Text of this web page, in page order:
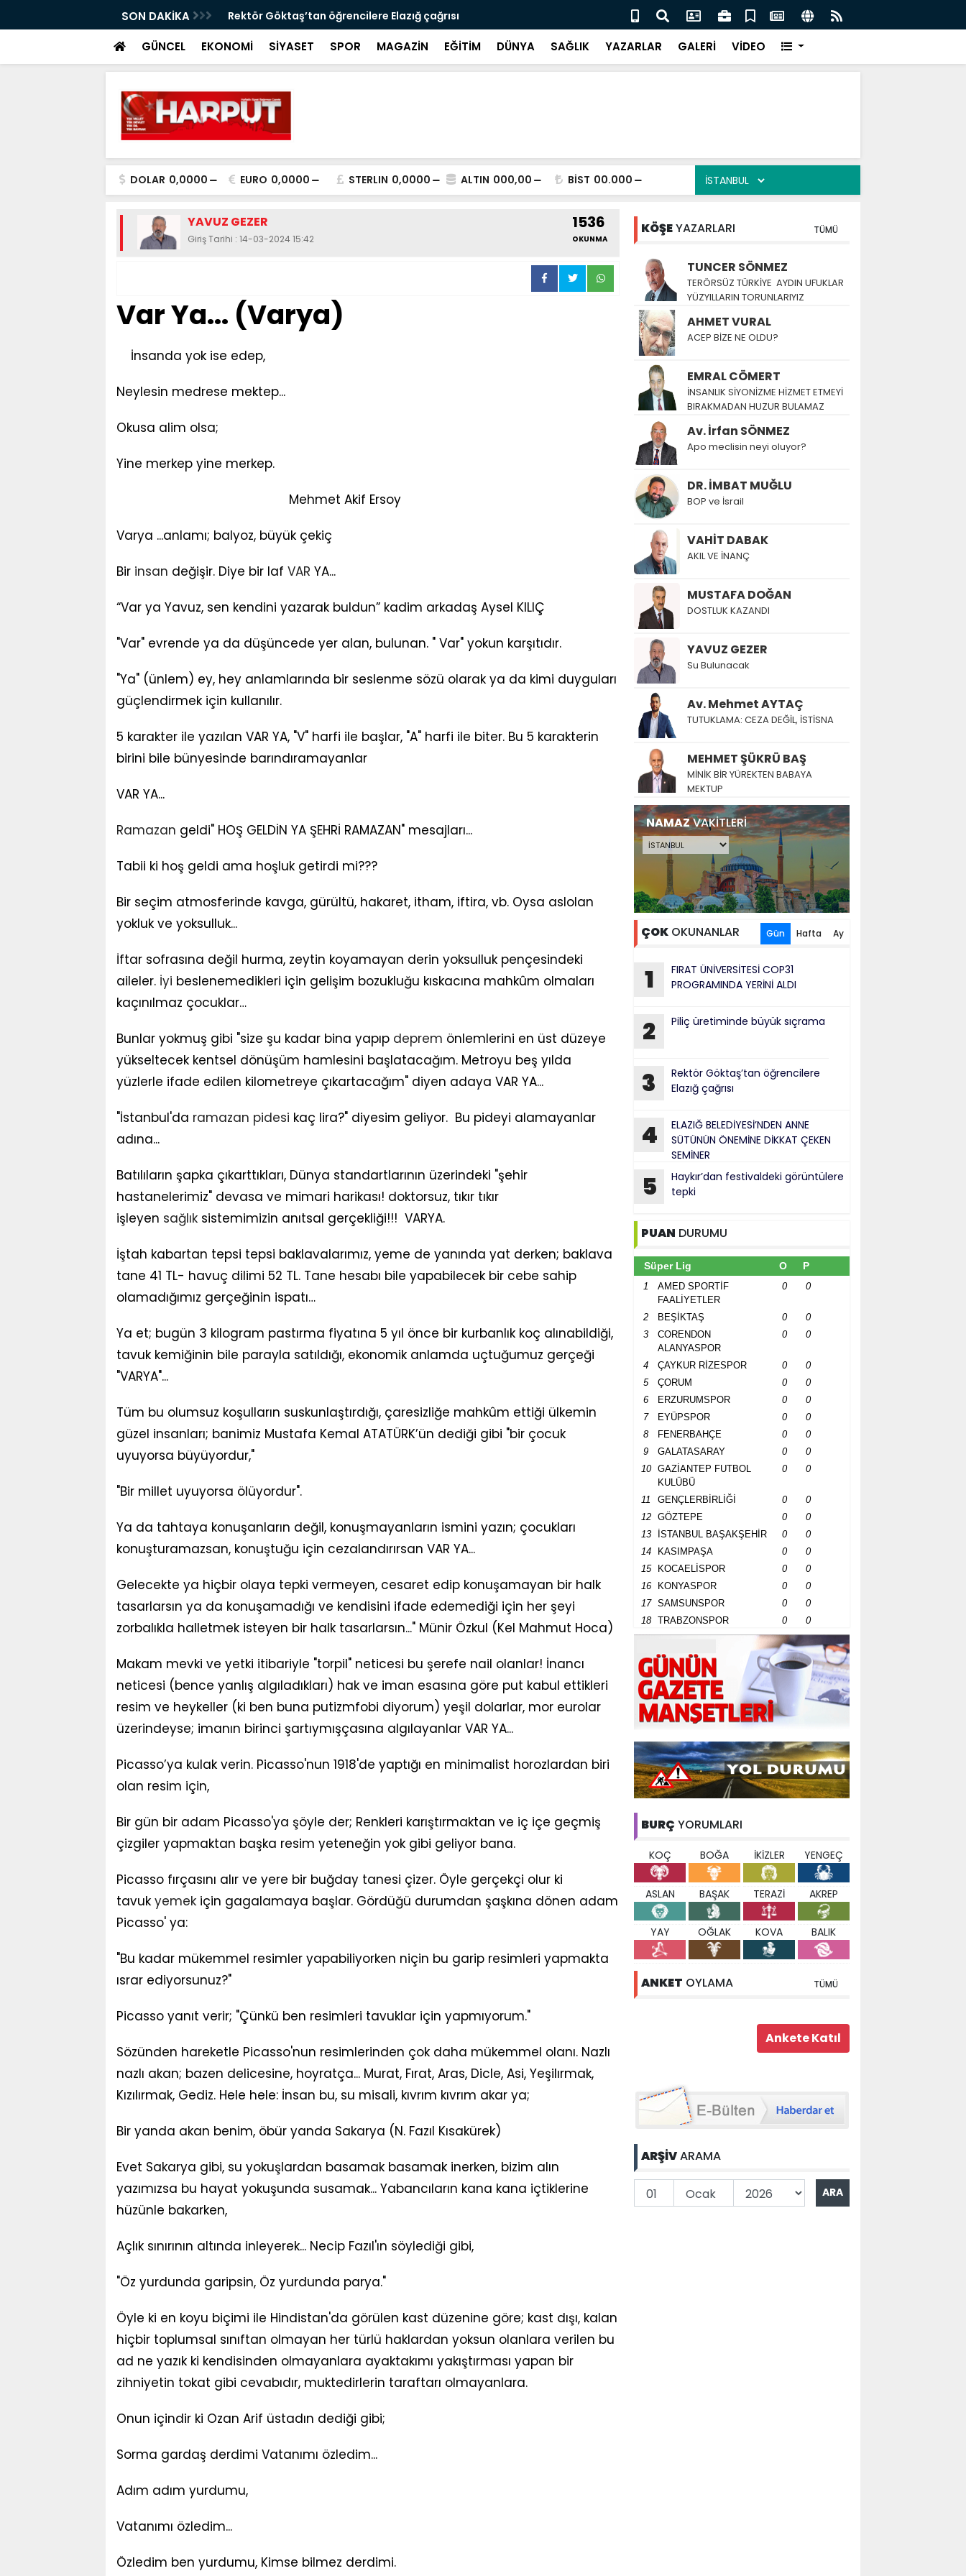
SON DAKİKA Rektör Göktaş’tan öğrencilere Elazığ çağrısı FIRAT ÜNİVERSİTESİ COP31 PROGRAMINDA YERİNİ ALDI
GÜNCEL EKONOMİ SİYASET SPOR MAGAZİN EĞİTİM DÜNYA SAĞLIK YAZARLAR GALERİ VİDEO
DOLAR 0,0000 EURO 0,0000 STERLIN 0,0000 ALTIN 000,00 BİST 00.000
YAVUZ GEZER
Giriş Tarihi : 14-03-2024 15:42
1536
OKUNMA
Var Ya... (Varya)
İnsanda yok ise edep,
Neylesin medrese mektep...
Okusa alim olsa;
Yine merkep yine merkep.
Mehmet Akif Ersoy
Varya ...anlamı; balyoz, büyük çekiç
Bir insan değişir. Diye bir laf VAR YA...
“Var ya Yavuz, sen kendini yazarak buldun” kadim arkadaş Aysel KILIÇ
"Var" evrende ya da düşüncede yer alan, bulunan. " Var" yokun karşıtıdır.
"Ya" (ünlem) ey, hey anlamlarında bir seslenme sözü olarak ya da kimi duyguları
güçlendirmek için kullanılır.
5 karakter ile yazılan VAR YA, "V" harfi ile başlar, "A" harfi ile biter. Bu 5 karakterin
birini bile bünyesinde barındıramayanlar
VAR YA...
Ramazan geldi" HOŞ GELDİN YA ŞEHRİ RAMAZAN" mesajları...
Tabii ki hoş geldi ama hoşluk getirdi mi???
Bir seçim atmosferinde kavga, gürültü, hakaret, itham, iftira, vb. Oysa aslolan
yokluk ve yoksulluk...
İftar sofrasına değil hurma, zeytin koyamayan derin yoksulluk pençesindeki
aileler. İyi beslenemedikleri için gelişim bozukluğu kıskacına mahkûm olmaları
kaçınılmaz çocuklar…
Bunlar yokmuş gibi "size şu kadar bina yapıp deprem önlemlerini en üst düzeye
yükseltecek kentsel dönüşüm hamlesini başlatacağım. Metroyu beş yılda
yüzlerle ifade edilen kilometreye çıkartacağım" diyen adaya VAR YA...
"İstanbul'da ramazan pidesi kaç lira?" diyesim geliyor. Bu pideyi alamayanlar
adına...
Batılıların şapka çıkarttıkları, Dünya standartlarının üzerindeki "şehir
hastanelerimiz" devasa ve mimari harikası! doktorsuz, tıkır tıkır
işleyen sağlık sistemimizin anıtsal gerçekliği!!! VARYA.
İştah kabartan tepsi tepsi baklavalarımız, yeme de yanında yat derken; baklava
tane 41 TL- havuç dilimi 52 TL. Tane hesabı bile yapabilecek bir cebe sahip
olamadığımız gerçeğinin ispatı…
Ya et; bugün 3 kilogram pastırma fiyatına 5 yıl önce bir kurbanlık koç alınabildiği,
tavuk kemiğinin bile parayla satıldığı, ekonomik anlamda uçtuğumuz gerçeği
"VARYA"...
Tüm bu olumsuz koşulların suskunlaştırdığı, çaresizliğe mahkûm ettiği ülkemin
güzel insanları; banimiz Mustafa Kemal ATATÜRK’ün dediği gibi "bir çocuk
uyuyorsa büyüyordur,"
"Bir millet uyuyorsa ölüyordur".
Ya da tahtaya konuşanların değil, konuşmayanların ismini yazın; çocukları
konuşturamazsan, konuştuğu için cezalandırırsan VAR YA...
Gelecekte ya hiçbir olaya tepki vermeyen, cesaret edip konuşamayan bir halk
tasarlarsın ya da konuşamadığı ve kendisini ifade edemediği için her şeyi
zorbalıkla halletmek isteyen bir halk tasarlarsın..." Münir Özkul (Kel Mahmut Hoca)
Makam mevki ve yetki itibariyle "torpil" neticesi bu şerefe nail olanlar! İnancı
neticesi (bence yanlış algıladıkları) hak ve iman esasına göre put kabul ettikleri
resim ve heykeller (ki ben buna putizmfobi diyorum) yeşil dolarlar, mor eurolar
üzerindeyse; imanın birinci şartıymışçasına algılayanlar VAR YA...
Picasso’ya kulak verin. Picasso'nun 1918'de yaptığı en minimalist horozlardan biri
olan resim için,
Bir gün bir adam Picasso'ya şöyle der; Renkleri karıştırmaktan ve iç içe geçmiş
çizgiler yapmaktan başka resim yeteneğin yok gibi geliyor bana.
Picasso fırçasını alır ve yere bir buğday tanesi çizer. Öyle gerçekçi olur ki
tavuk yemek için gagalamaya başlar. Gördüğü durumdan şaşkına dönen adam
Picasso' ya:
"Bu kadar mükemmel resimler yapabiliyorken niçin bu garip resimleri yapmakta
ısrar ediyorsunuz?"
Picasso yanıt verir; "Çünkü ben resimleri tavuklar için yapmıyorum."
Sözünden hareketle Picasso'nun resimlerinden çok daha mükemmel olanı. Nazlı
nazlı akan; bazen delicesine, hoyratça... Murat, Fırat, Aras, Dicle, Asi, Yeşilırmak,
Kızılırmak, Gediz. Hele hele: İnsan bu, su misali, kıvrım kıvrım akar ya;
Bir yanda akan benim, öbür yanda Sakarya (N. Fazıl Kısakürek)
Evet Sakarya gibi, su yokuşlardan basamak basamak inerken, bizim alın
yazımızsa bu hayat yokuşunda susamak... Yabancıların kana kana içtiklerine
hüzünle bakarken,
Açlık sınırının altında inleyerek... Necip Fazıl'ın söylediği gibi,
"Öz yurdunda garipsin, Öz yurdunda parya."
Öyle ki en koyu biçimi ile Hindistan'da görülen kast düzenine göre; kast dışı, kalan
hiçbir toplumsal sınıftan olmayan her türlü haklardan yoksun olanlara verilen bu
ad ne yazık ki kendisinden olmayanlara ayaktakımı yakıştırması yapan bir
zihniyetin tokat gibi cevabıdır, muktedirlerin taraftarı olmayanlara.
Onun içindir ki Ozan Arif üstadın dediği gibi;
Sorma gardaş derdimi Vatanımı özledim...
Adım adım yurdumu,
Vatanımı özledim...
Özledim ben yurdumu, Kimse bilmez derdimi.
KÖŞEYAZARLARI TÜMÜ
TUNCER SÖNMEZ
TERÖRSÜZ TÜRKİYE AYDIN UFUKLAR
YÜZYILLARIN TORUNLARIYIZ
AHMET VURAL
ACEP BİZE NE OLDU?
EMRAL CÖMERT
İNSANLIK SİYONİZME HİZMET ETMEYİ
BIRAKMADAN HUZUR BULAMAZ
Av. İrfan SÖNMEZ
Apo meclisin neyi oluyor?
DR. İMBAT MUĞLU
BOP ve İsrail
VAHİT DABAK
AKIL VE İNANÇ
MUSTAFA DOĞAN
DOSTLUK KAZANDI
YAVUZ GEZER
Su Bulunacak
Av. Mehmet AYTAÇ
TUTUKLAMA: CEZA DEĞİL, İSTİSNA
MEHMET ŞÜKRÜ BAŞ
MİNİK BİR YÜREKTEN BABAYA
MEKTUP
NAMAZVAKİTLERİ
ÇOK OKUNANLAR Gün Hafta Ay
1
FIRAT ÜNİVERSİTESİ COP31
PROGRAMINDA YERİNİ ALDI
2 Piliç üretiminde büyük sıçrama
3
Rektör Göktaş’tan öğrencilere
Elazığ çağrısı
4
ELAZIĞ BELEDİYESİ’NDEN ANNE
SÜTÜNÜN ÖNEMİNE DİKKAT ÇEKEN
SEMİNER
5
Haykır’dan festivaldeki görüntülere
tepki
PUAN DURUMU
Süper Lig O P
1
AMED SPORTİF
FAALİYETLER
0 0
2 BEŞİKTAŞ 0
0
3
CORENDON
ALANYASPOR
0 0
4 ÇAYKUR RİZESPOR 0
0
5
ÇORUM 0
0
6
ERZURUMSPOR 0
0
7
EYÜPSPOR 0
0
8
FENERBAHÇE 0
0
9
GALATASARAY 0
0
10
GAZİANTEP FUTBOL
KULÜBÜ
0 0
11 GENÇLERBİRLİĞİ 0
0
12
GÖZTEPE 0
0
13
İSTANBUL BAŞAKŞEHİR 0
0
14
KASIMPAŞA 0
0
15
KOCAELİSPOR 0
0
16
KONYASPOR 0
0
17
SAMSUNSPOR 0
0
18
TRABZONSPOR 0 0
BURÇ YORUMLARI
KOÇ BOĞA İKİZLER YENGEÇ
ASLAN BAŞAK TERAZİ AKREP
YAY OĞLAK KOVA BALIK
ANKET OYLAMA TÜMÜ
ARŞİVARAMA